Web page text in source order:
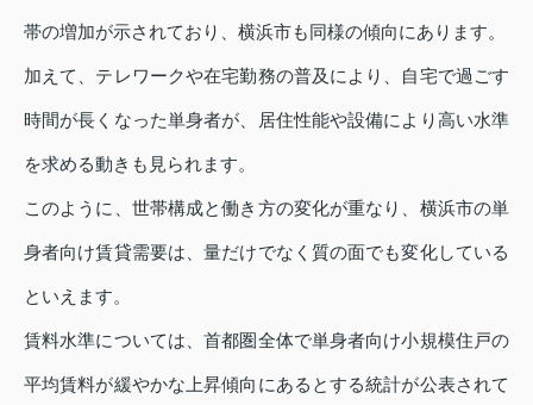
帯の増加が示されており、横浜市も同様の傾向にあります。
加えて、テレワークや在宅勤務の普及により、自宅で過ごす
時間が長くなった単身者が、居住性能や設備により高い水準
を求める動きも見られます。
このように、世帯構成と働き方の変化が重なり、横浜市の単
身者向け賃貸需要は、量だけでなく質の面でも変化している
といえます。
賃料水準については、首都圏全体で単身者向け小規模住戸の
平均賃料が緩やかな上昇傾向にあるとする統計が公表されて